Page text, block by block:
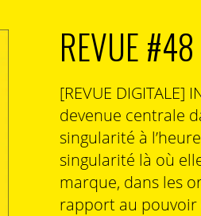
REVUE
[REVUE
devenue centrale
singularité à
singularité là où
marque, dans les
rapport au pouvoir